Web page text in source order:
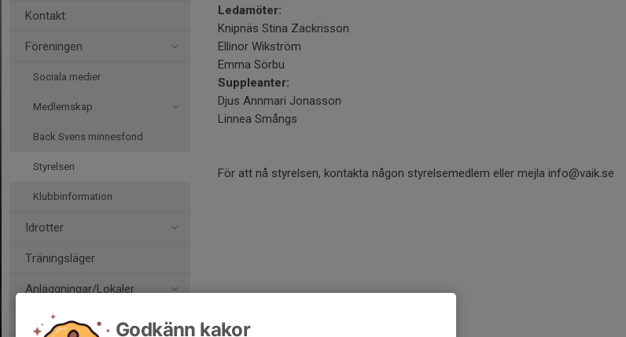
Kontakt
Föreningen
Sociala medier
Medlemskap
Back Svens minnesfond
Styrelsen
Klubbinformation
Idrotter
Träningsläger
Anläggningar/Lokaler
Arrangemang
Ledamöter:
Knipnäs Stina Zackrisson
Ellinor Wikström
Emma Sörbu
Suppleanter:
Djus Annmari Jonasson
Linnea Smångs
För att nå styrelsen, kontakta någon styrelsemedlem eller mejla info@vaik.se
Godkänn kakor